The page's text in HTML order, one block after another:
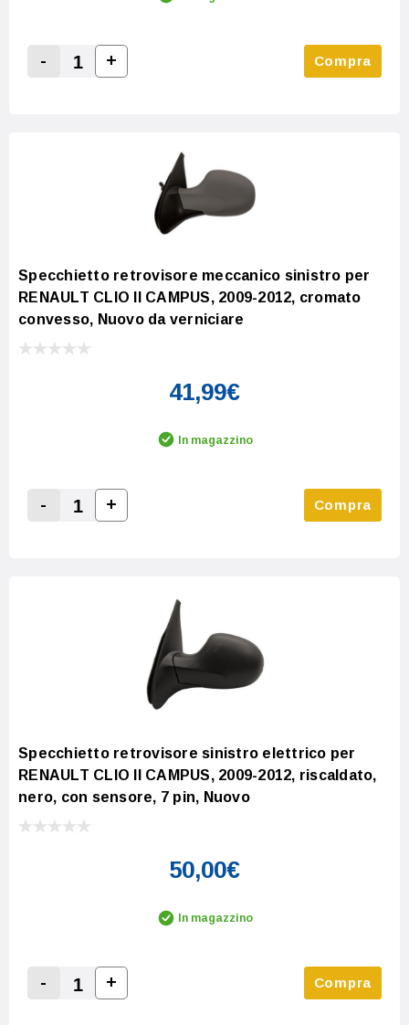
Decrease Quantity:
-
Increase Quantity:
+ Compra
Specchietto retrovisore meccanico sinistro per
RENAULT CLIO II CAMPUS, 2009-2012, cromato
convesso, Nuovo da verniciare
41,99€
In magazzino
Decrease Quantity:
-
Increase Quantity:
+ Compra
Specchietto retrovisore sinistro elettrico per
RENAULT CLIO II CAMPUS, 2009-2012, riscaldato,
nero, con sensore, 7 pin, Nuovo
50,00€
In magazzino
Decrease Quantity:
-
Increase Quantity:
+ Compra